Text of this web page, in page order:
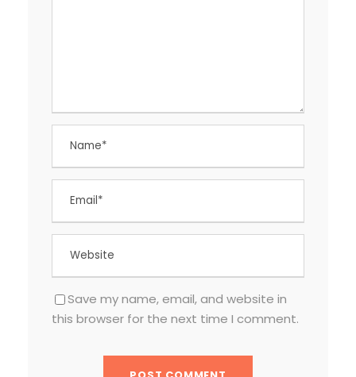
Save my name, email, and website in
this browser for the next time I comment.